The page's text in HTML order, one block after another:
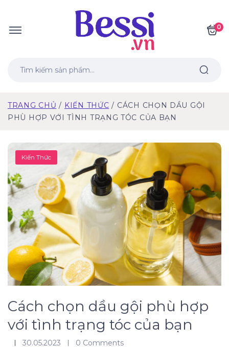
0
TRANG CHỦ KIẾN THỨC
CÁCH CHỌN DẦU GỘI
PHÙ HỢP VỚI TÌNH TRẠNG TÓC CỦA BẠN
Kiến Thức
Cách chọn dầu gội phù hợp
với tình trạng tóc của bạn
30.05.2023 0 Comments